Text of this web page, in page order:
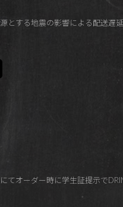
とする地震の影響による配送遅
てオーダー時に学生証提示で